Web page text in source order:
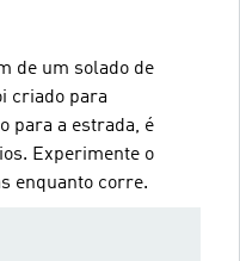
de um solado de
criado para
para a estrada, é
Experimente o
enquanto corre.